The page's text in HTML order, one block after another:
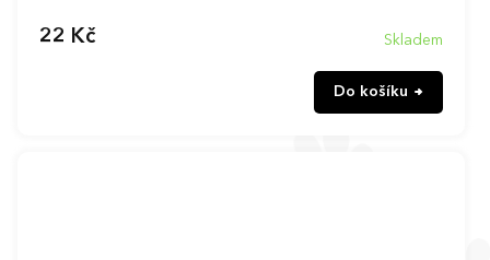
Skladem
22 Kč
Do košíku